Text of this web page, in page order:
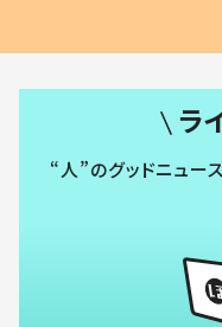
ラ
“人”のグッドニュー